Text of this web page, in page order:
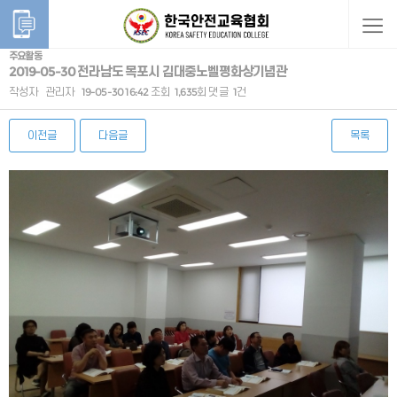
주요활동
2019-05-30 전라남도 목포시 김대중노벨평화상기념관
작성자 관리자 19-05-30 16:42조회 1,635회 댓글 1건
이전글 다음글 목록